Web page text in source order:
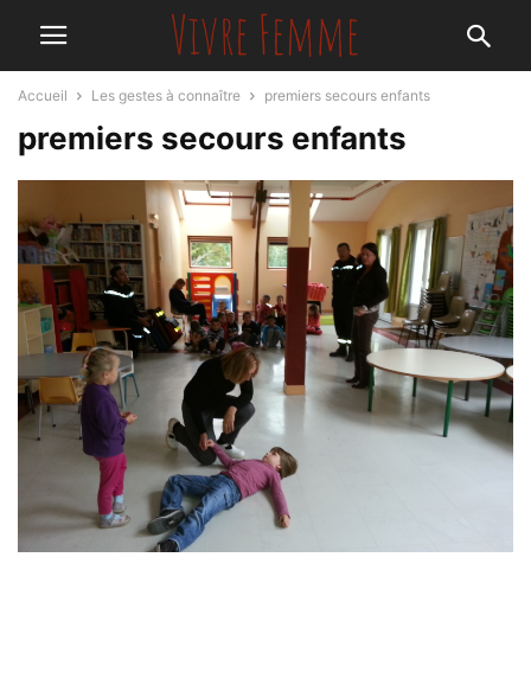
Accueil Les gestes à connaître premiers secours enfants
premiers secours enfants